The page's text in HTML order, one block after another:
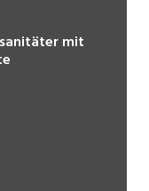
Recht
Reinigung
mit